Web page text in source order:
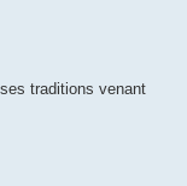
traditions venant